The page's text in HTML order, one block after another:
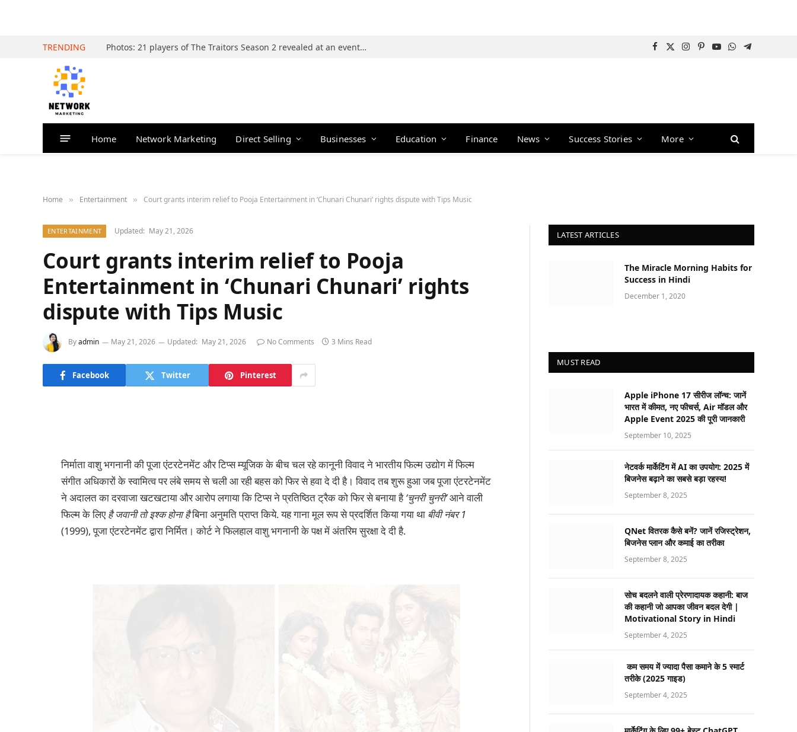
TRENDING Photos: 21 players of The Traitors Season 2 revealed at an event in Mumbai Facebook
X
Instagram
Pinterest
YouTube
WhatsApp
Telegram
Home Network Marketing Direct Selling Businesses Education Finance News Success Stories More
Home » Entertainment » Court grants interim relief to Pooja Entertainment in ‘Chunari Chunari’ rights dispute with Tips Music
ENTERTAINMENT Updated: May 21, 2026
Court grants interim relief to Pooja
Entertainment in ‘Chunari Chunari’ rights
dispute with Tips Music
Byadmin May 21, 2026 Updated: May 21, 2026 No Comments 3 Mins Read
Facebook Twitter Pinterest
निर्माता वाशु भगनानी की पूजा एंटरटेनमेंट और टिप्स म्यूजिक के बीच चल रहे कानूनी विवाद ने भारतीय फिल्म उद्योग में फिल्म
संगीत अधिकारों के स्वामित्व पर लंबे समय से चली आ रही बहस को फिर से हवा दे दी है। विवाद तब शुरू हुआ जब पूजा एंटरटेनमेंट
ने अदालत का दरवाजा खटखटाया और आरोप लगाया कि टिप्स ने प्रतिष्ठित ट्रैक को फिर से बनाया है‘चुनरी चुनरी’आने वाली
फिल्म के लिएहै जवानी तो इश्क होना हैबिना अनुमति प्राप्त किये. यह गाना मूल रूप से प्रदर्शित किया गया था बीवी नंबर 1
(1999), पूजा एंटरटेनमेंट द्वारा निर्मित। कोर्ट ने फिलहाल वाशु भगनानी के पक्ष में अंतरिम सुरक्षा दे दी है.
LATEST ARTICLES
The Miracle Morning Habits for
Success in Hindi
December 1, 2020
MUST READ
Apple iPhone 17 सीरीज लॉन्च: जानें
भारत में कीमत, नए फीचर्स, Air मॉडल और
Apple Event 2025 की पूरी जानकारी
September 10, 2025
नेटवर्क मार्केटिंग में AI का उपयोग: 2025 में
बिजनेस बढ़ाने का सबसे बड़ा रहस्य!
September 8, 2025
QNet वितरक कैसे बनें? जानें रजिस्ट्रेशन,
बिजनेस प्लान और कमाई का तरीका
September 8, 2025
सोच बदलने वाली प्रेरणादायक कहानी: बाज
की कहानी जो आपका जीवन बदल देगी |
Motivational Story in Hindi
September 4, 2025
कम समय में ज्यादा पैसा कमाने के 5 स्मार्ट
तरीके (2025 गाइड)
September 4, 2025